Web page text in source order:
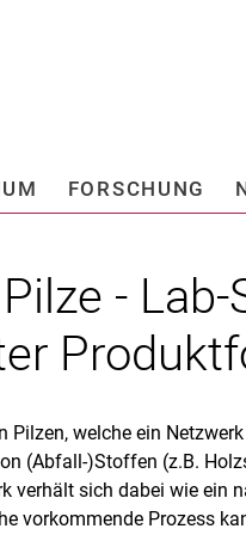
Springe direkt zu:
FORSCHUNG
-
Pilzen, welche ein
(Abfall-)Stoffen (z.B.
verhält sich dabei wie ein
vorkommende Prozess